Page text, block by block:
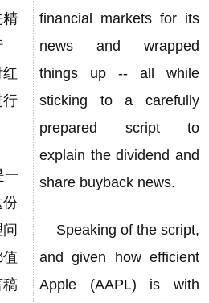
精
行
一
份
稿
financial markets for its
news and wrapped
things up -- all while
sticking to a carefully
prepared script to
explain the dividend and
share buyback news.
Speaking of the script,
and given how efficient
Apple (AAPL) is with